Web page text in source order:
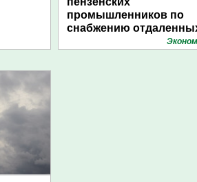
промышленников по
снабжению
поселений с помощью